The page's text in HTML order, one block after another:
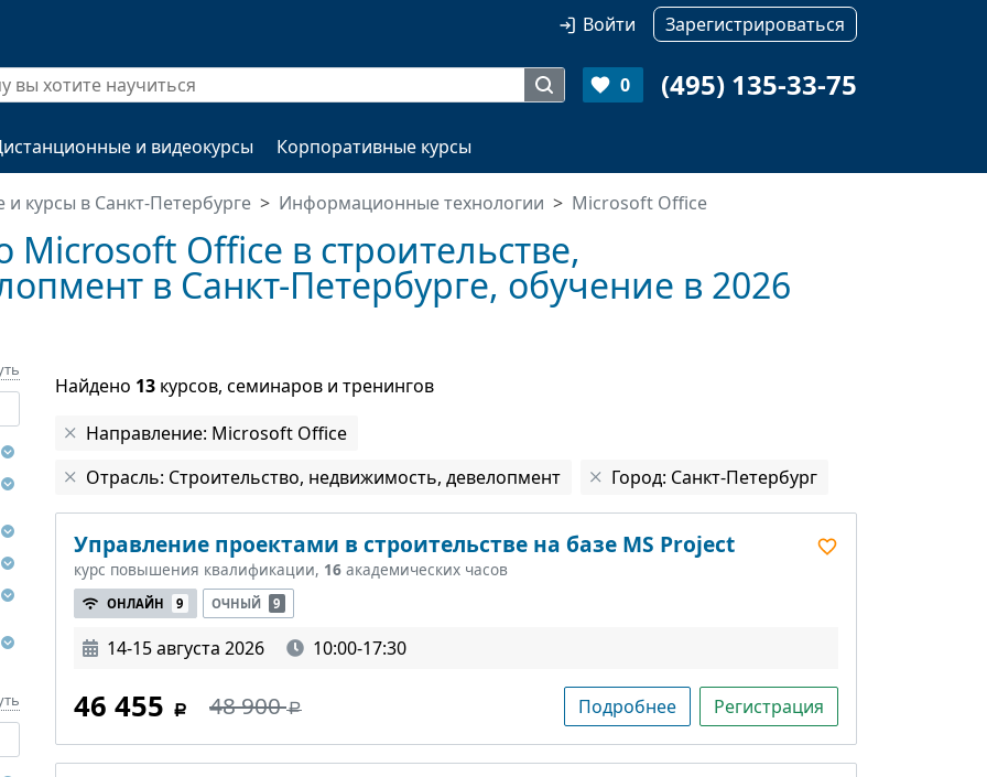
Войти Зарегистрироваться
0 (495) 135-33-75
и видеокурсы Корпоративные курсы
и курсы в Санкт-Петербурге Информационные технологии Microsoft Office
Office в строительстве,
в Санкт-Петербурге, обучение в 2026
Найдено 13 курсов, семинаров и тренингов
Направление: Microsoft Office
Отрасль: Строительство, недвижимость, девелопмент
Город: Санкт-Петербург
Управление проектами в строительстве на базе MS Project
курс повышения квалификации, 16 академических часов
ОНЛАЙН 9 ОЧНЫЙ 9
14-15 августа 2026 10:00-17:30
46 455 48 900 Подробнее Регистрация